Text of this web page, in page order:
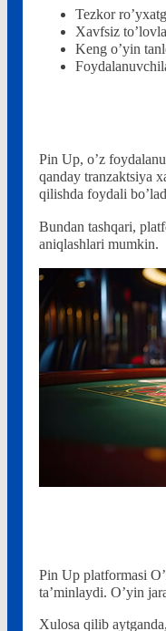
Tezkor
Xavfsiz
Keng o’yin
Pin Up, o’z
qanday tranzaktsiya
qilishda foydali
Bundan tashqari,
aniqlashlari mumkin.
Pin Up platformasi
ta’minlaydi. O’yin
Xulosa qilib